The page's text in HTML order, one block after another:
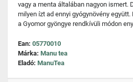
vagy a menta általában nagyon ismert.
milyen ízt ad ennyi gyógynövény
a Gyomor gyöngye rendkívüli módon
Ean: 05770010
Márka: Manu tea
Eladó: ManuTea